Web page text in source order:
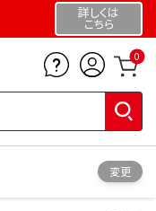
詳しくは
こちら
0
変更